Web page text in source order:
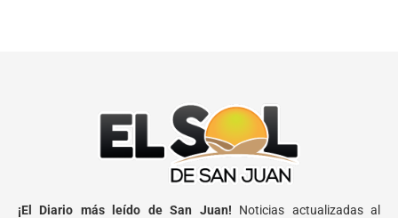
¡El Diario más leído de San Juan! Noticias actualizadas al